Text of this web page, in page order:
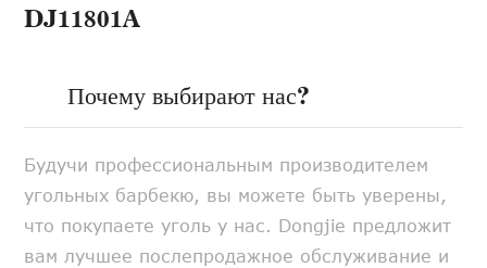
DJ11801A
Почему выбирают нас?
Будучи профессиональным производителем
угольных барбекю, вы можете быть уверены,
что покупаете уголь у нас. Dongjie предложит
вам лучшее послепродажное обслуживание и